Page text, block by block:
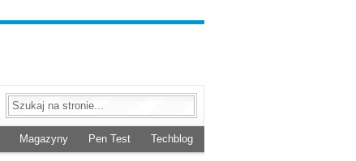
Magazyny Pen Test Techblog